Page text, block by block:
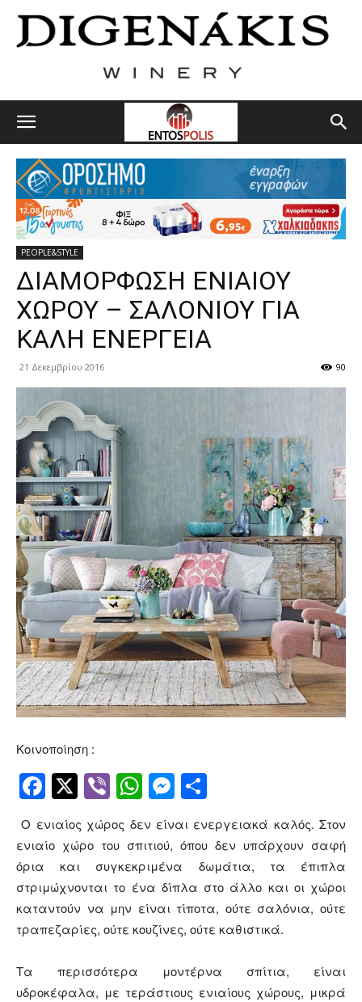
PEOPLE&STYLE
ΔΙΑΜΟΡΦΩΣΗ ΕΝΙΑΙΟΥ
ΧΩΡΟΥ – ΣΑΛΟΝΙΟΥ ΓΙΑ
ΚΑΛΗ ΕΝΕΡΓΕΙΑ
21 Δεκεμβρίου 2016 90
Κοινοποίηση :
Facebook
Twitter
ViberWhatsApp
Messenger
Ο ενιαίος χώρος δεν είναι ενεργειακά καλός. Στον
ενιαίο χώρο του σπιτιού, όπου δεν υπάρχουν σαφή
όρια και συγκεκριμένα δωμάτια, τα έπιπλα
στριμώχνονται το ένα δίπλα στο άλλο και οι χώροι
καταντούν να μην είναι τίποτα, ούτε σαλόνια, ούτε
τραπεζαρίες, ούτε κουζίνες, ούτε καθιστικά.
Τα περισσότερα μοντέρνα σπίτια, είναι
υδροκέφαλα, με τεράστιους ενιαίους χώρους, μικρά